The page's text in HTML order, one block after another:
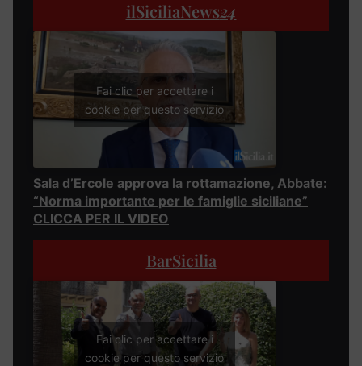
ilSiciliaNews24
Fai clic per accettare i
cookie per questo servizio
Sala d’Ercole approva la rottamazione, Abbate:
“Norma importante per le famiglie siciliane”
CLICCA PER IL VIDEO
BarSicilia
Fai clic per accettare i
cookie per questo servizio